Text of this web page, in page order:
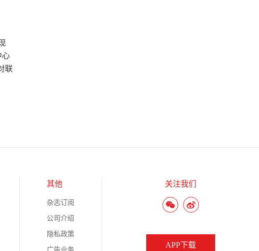
心
联
其他
杂志订阅
公司介绍
隐私政策
关注我们
APP下载